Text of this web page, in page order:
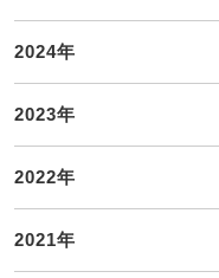
2024年
2023年
2022年
2021年